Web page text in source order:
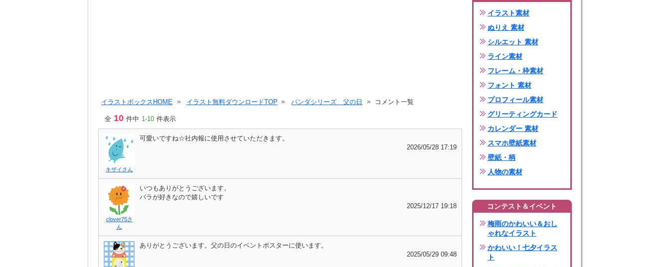
イラストボックスHOME イラスト無料ダウンロードTOP パンダシリーズ 父の日 コメント一覧
全 10 件中 1-10 件表示
キザイさん
可愛いですね☆社内報に使用させていただきます。
2026/05/28 17:19
clover75さ
ん
いつもありがとうございます。
バラが好きなので嬉しいです
2025/12/17 19:18
ありがとうございます。父の日のイベントポスターに使います。
2025/05/29 09:48
イラスト素材
ぬりえ 素材
シルエット 素材
ライン素材
フレーム・枠素材
フォント 素材
プロフィール素材
グリーティングカード
カレンダー 素材
スマホ壁紙素材
壁紙・柄
人物の素材
コンテスト＆イベント
梅雨のかわいい＆おし
ゃれなイラスト
かわいい！七夕イラス
ト